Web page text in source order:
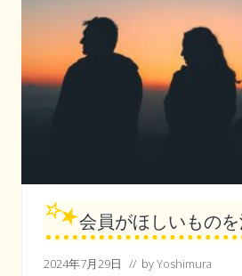
ん
ば
会員がほしいもの
2024年7月29日 // byYoshimura